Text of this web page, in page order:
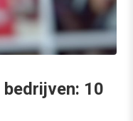
10